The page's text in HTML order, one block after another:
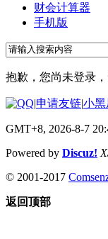
财会计算器
手机版
抱歉，您尚未登录
|申请友链|小黑
GMT+8, 2026-8-7
Powered by Discuz!
© 2001-2017
返回顶部